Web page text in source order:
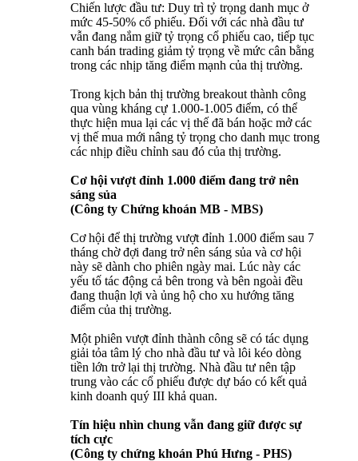
Chiến lược đầu tư: Duy trì tỷ trọng danh mục ở
mức 45-50% cổ phiếu. Đối với các nhà đầu tư
vẫn đang nắm giữ tỷ trọng cổ phiếu cao, tiếp tục
canh bán trading giảm tỷ trọng về mức cân bằng
trong các nhịp tăng điểm mạnh của thị trường.
Trong kịch bản thị trường breakout thành công
qua vùng kháng cự 1.000-1.005 điểm, có thể
thực hiện mua lại các vị thế đã bán hoặc mở các
vị thế mua mới nâng tỷ trọng cho danh mục trong
các nhịp điều chỉnh sau đó của thị trường.
Cơ hội vượt đỉnh 1.000 điểm đang trở nên
sáng sủa
(Công ty Chứng khoán MB - MBS)
Cơ hội để thị trường vượt đỉnh 1.000 điểm sau 7
tháng chờ đợi đang trở nên sáng sủa và cơ hội
này sẽ dành cho phiên ngày mai. Lúc này các
yếu tố tác động cả bên trong và bên ngoài đều
đang thuận lợi và ủng hộ cho xu hướng tăng
điểm của thị trường.
Một phiên vượt đỉnh thành công sẽ có tác dụng
giải tỏa tâm lý cho nhà đầu tư và lôi kéo dòng
tiền lớn trở lại thị trường. Nhà đầu tư nên tập
trung vào các cổ phiếu được dự báo có kết quả
kinh doanh quý III khả quan.
Tín hiệu nhìn chung vẫn đang giữ được sự
tích cực
(Công ty chứng khoán Phú Hưng - PHS)